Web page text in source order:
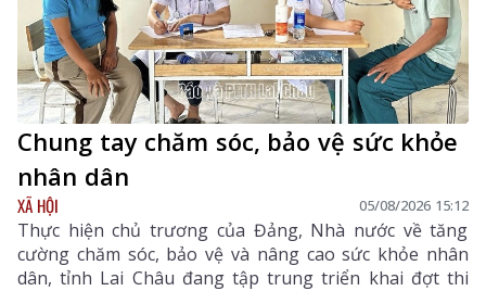
Chung tay chăm sóc, bảo vệ sức khỏe
nhân dân
XÃ HỘI 05/08/2026 15:12
Thực hiện chủ trương của Đảng, Nhà nước về tăng
cường chăm sóc, bảo vệ và nâng cao sức khỏe nhân
dân, tỉnh Lai Châu đang tập trung triển khai đợt thi